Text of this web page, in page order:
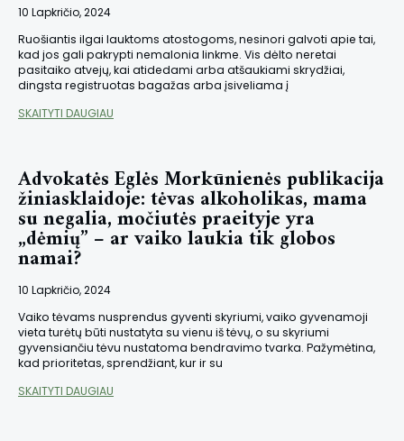
10 Lapkričio, 2024
Ruošiantis ilgai lauktoms atostogoms, nesinori galvoti apie tai,
kad jos gali pakrypti nemalonia linkme. Vis dėlto neretai
pasitaiko atvejų, kai atidedami arba atšaukiami skrydžiai,
dingsta registruotas bagažas arba įsiveliama į
SKAITYTI DAUGIAU
Advokatės Eglės Morkūnienės publikacija
žiniasklaidoje: tėvas alkoholikas, mama
su negalia, močiutės praeityje yra
„dėmių” – ar vaiko laukia tik globos
namai?
10 Lapkričio, 2024
Vaiko tėvams nusprendus gyventi skyriumi, vaiko gyvenamoji
vieta turėtų būti nustatyta su vienu iš tėvų, o su skyriumi
gyvensiančiu tėvu nustatoma bendravimo tvarka. Pažymėtina,
kad prioritetas, sprendžiant, kur ir su
SKAITYTI DAUGIAU